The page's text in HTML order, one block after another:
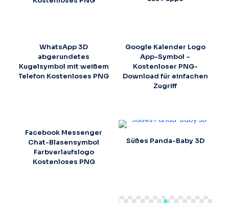
WhatsApp 3D
abgerundetes
Kugelsymbol mit weißem
Telefon Kostenloses PNG
Google Kalender Logo
App-Symbol –
Kostenloser PNG-
Download für einfachen
Zugriff
Facebook Messenger
Chat-Blasensymbol
Farbverlaufslogo
Kostenloses PNG
Süßes Panda-Baby 3D